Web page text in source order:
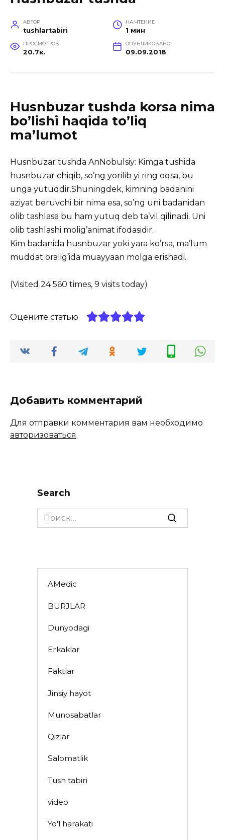
АВТОР
tushlartabiri
НА ЧТЕНИЕ
1 мин
ПРОСМОТРОВ
20.7к.
ОПУБЛИКОВАНО
09.09.2018
Husnbuzar tushda korsa nima
bo’lishi haqida to’liq
ma’lumot
Husnbuzar tushda AnNobulsiy: Kimga tushida
husnbuzar chiqib, so’ng yorilib yi ring oqsa, bu
unga yutuqdir.Shuningdek, kimning badanini
aziyat beruvchi bir nima esa, so’ng uni badanidan
olib tashlasa bu ham yutuq deb ta’vil qilinadi. Uni
olib tashlashi molig’animat ifodasidir.
Kim badanida husnbuzar yoki yara ko’rsa, ma’lum
muddat oralig’ida muayyaan molga erishadi.
(Visited 24 560 times, 9 visits today)
Оцените статью
Добавить комментарий
Для отправки комментария вам необходимо
авторизоваться.
Search
Search
for:
AMedic
BURJLAR
Dunyodagi
Erkaklar
Faktlar
Jinsiy hayot
Munosabatlar
Qizlar
Salomatlik
Tush tabiri
video
Yo'l harakati